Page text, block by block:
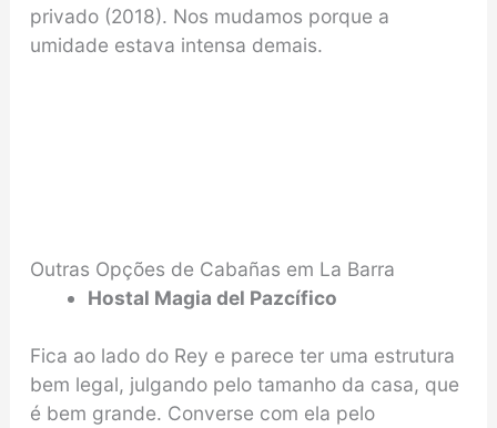
privado (2018). Nos mudamos porque a
umidade estava intensa demais.
Outras Opções de Cabañas em La Barra
Hostal Magia del Pazcífico
Fica ao lado do Rey e parece ter uma estrutura
bem legal, julgando pelo tamanho da casa, que
é bem grande. Converse com ela pelo